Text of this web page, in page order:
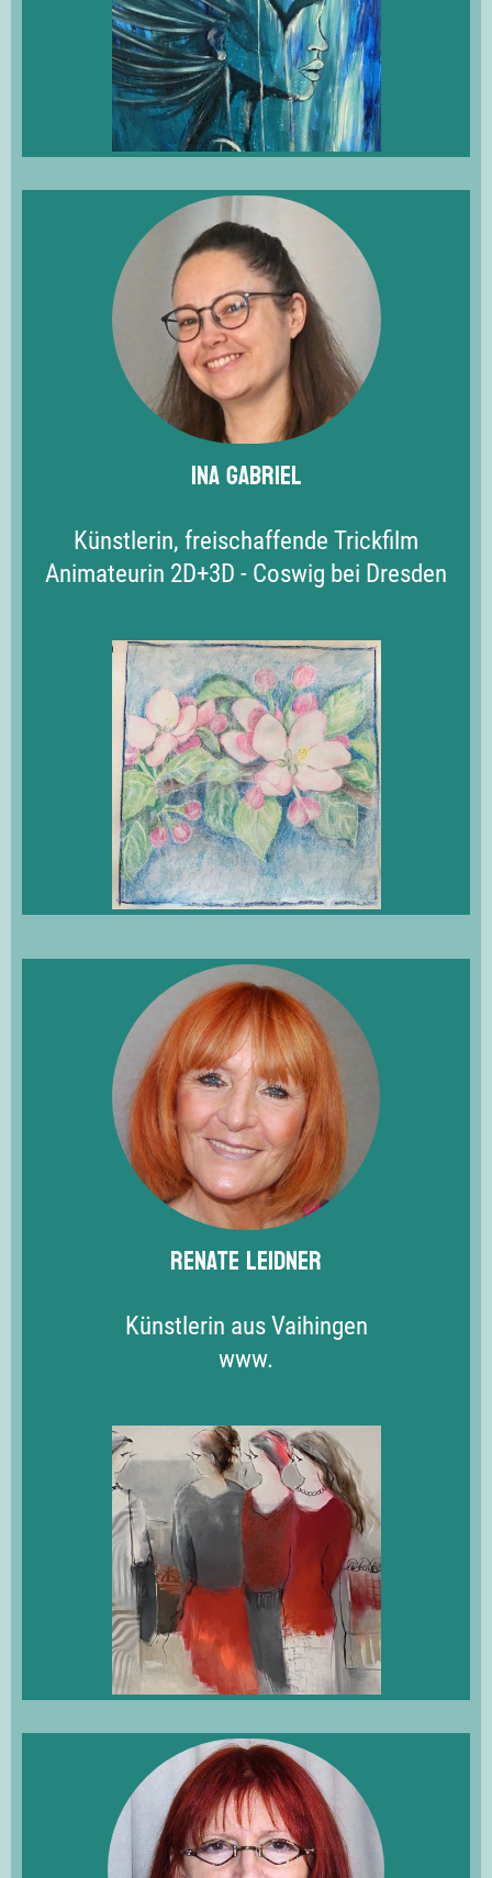
Ina Gabriel
Künstlerin, freischaffende Trickfilm
Animateurin 2D+3D - Coswig bei Dresden
Renate Leidner
Künstlerin aus Vaihingen
www.